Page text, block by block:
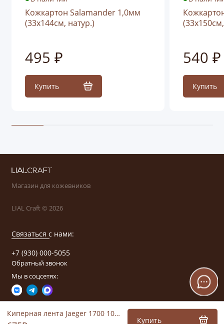
Киперная лента Jaeger 1700 10мм (чёрный)
Купить
Кожкартон Salamander 1,0мм
(33х144см, натур.)
495 ₽
Купить
540 ₽
Купить
Магазин для кожевников
LIAL Craft © 2026
Связаться с нами:
+7 (930) 000-5055
Обратный звонок
Мы в соцсетях: